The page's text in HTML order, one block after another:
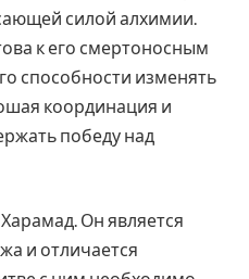
силой алхимии.
к его смертоносным
способности изменять
координация и
победу над
Он является
и отличается